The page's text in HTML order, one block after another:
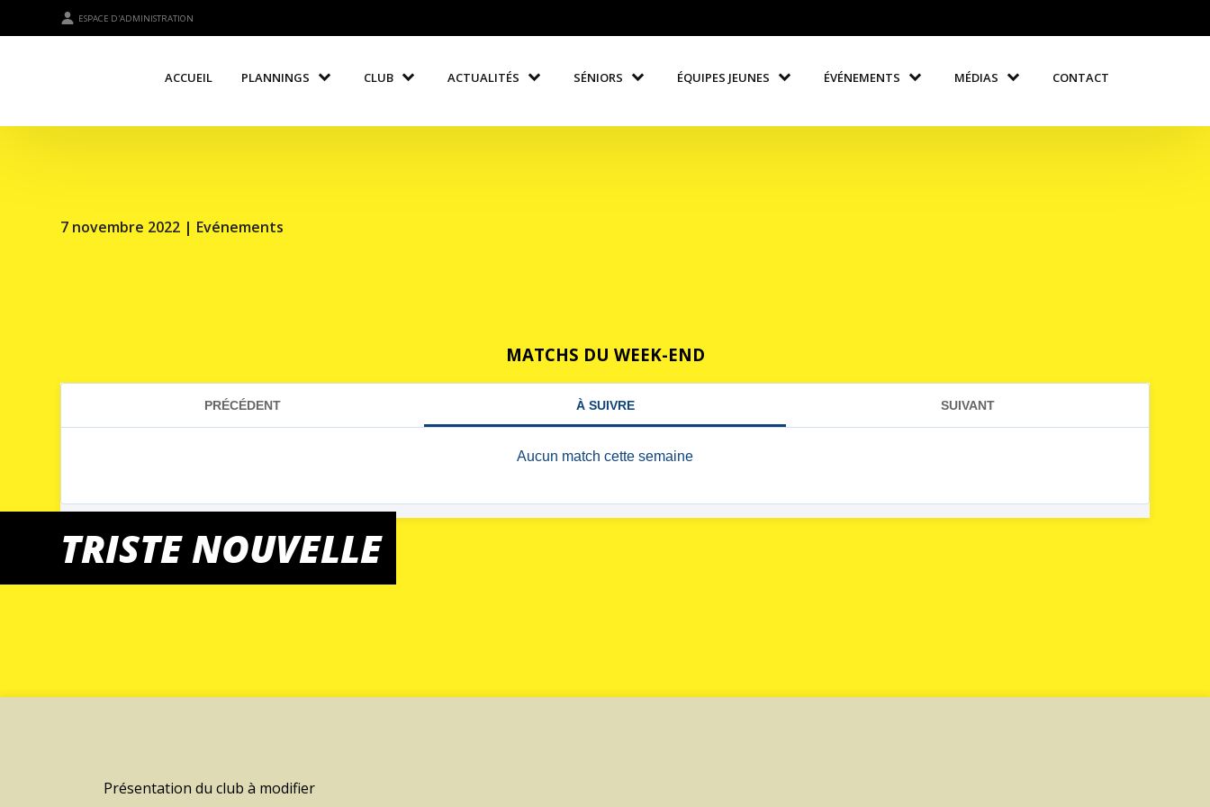
ESPACE D'ADMINISTRATION
ACCUEIL PLANNINGS CLUB ACTUALITÉS SÉNIORS ÉQUIPES JEUNES ÉVÉNEMENTS MÉDIAS CONTACT
TRISTE NOUVELLE
7 novembre 2022 | Evénements
MATCHS DU WEEK-END
Présentation du club à modifier